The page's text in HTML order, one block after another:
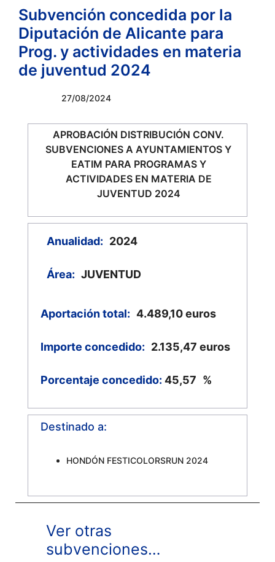
Subvención concedida por la
Diputación de Alicante para
Prog. y actividades en materia
de juventud 2024
27/08/2024
APROBACIÓN DISTRIBUCIÓN CONV.
SUBVENCIONES A AYUNTAMIENTOS Y
EATIM PARA PROGRAMAS Y
ACTIVIDADES EN MATERIA DE
JUVENTUD 2024
Anualidad: 2024
Área: JUVENTUD
Aportación total: 4.489,10 euros
Importe concedido: 2.135,47 euros
Porcentaje concedido: 45,57 %
Destinado a:
HONDÓN FESTICOLORSRUN 2024
Ver otras
subvenciones…